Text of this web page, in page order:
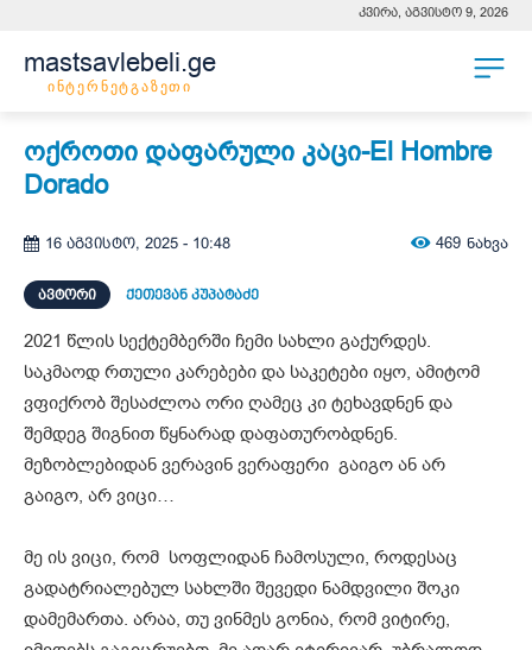
კვირა, აგვისტო 9, 2026
mastsavlebeli.ge
ინტერნეტგაზეთი
ოქროთი დაფარული კაცი-El Hombre
Dorado
16 აგვისტო, 2025 - 10:48 469 ნახვა
ᲐᲕᲢᲝᲠᲘ ქეთევან კუპატაძე
2021 წლის სექტემბერში ჩემი სახლი გაქურდეს.
საკმაოდ რთული კარებები და საკეტები იყო, ამიტომ
ვფიქრობ შესაძლოა ორი ღამეც კი ტეხავდნენ და
შემდეგ შიგნით წყნარად დაფათურობდნენ.
მეზობლებიდან ვერავინ ვერაფერი გაიგო ან არ
გაიგო, არ ვიცი…
მე ის ვიცი, რომ სოფლიდან ჩამოსული, როდესაც
გადატრიალებულ სახლში შევედი ნამდვილი შოკი
დამემართა. არაა, თუ ვინმეს გონია, რომ ვიტირე,